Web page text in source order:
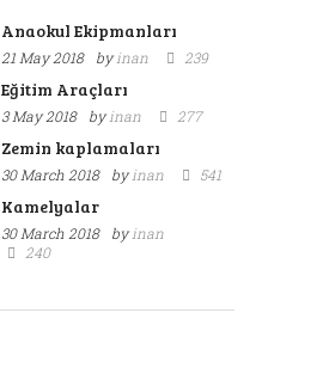
Anaokul Ekipmanları
21 May 2018 byinan 239
Eğitim Araçları
3 May 2018 byinan 277
Zemin kaplamaları
30 March 2018 byinan 541
Kamelyalar
30 March 2018 byinan
240